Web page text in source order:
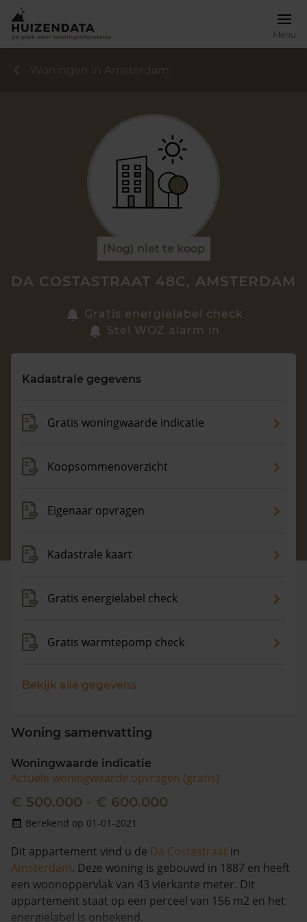
Menu
Zoek een woning
Maandag t/m vrijdag - 08:00 -18:00
Woningen in Amsterdam
(Nog) niet te koop
DA COSTASTRAAT 48C, AMSTERDAM
Gratis energielabel check
Stel WOZ alarm in
Kadastrale gegevens
Gratis woningwaarde indicatie
Koopsommenoverzicht
Eigenaar opvragen
Kadastrale kaart
Gratis energielabel check
Gratis warmtepomp check
Bekijk alle gegevens
Woning samenvatting
Woningwaarde indicatie
Actuele woningwaarde opvragen (gratis)
€ 500.000 - € 600.000
Berekend op 01-01-2021
Dit appartement vind u de Da Costastraat in
Amsterdam. Deze woning is gebouwd in 1887 en heeft
een woonoppervlak van 43 vierkante meter. Dit
appartement staat op een perceel van 156 m2 en het
energielabel is onbekend.